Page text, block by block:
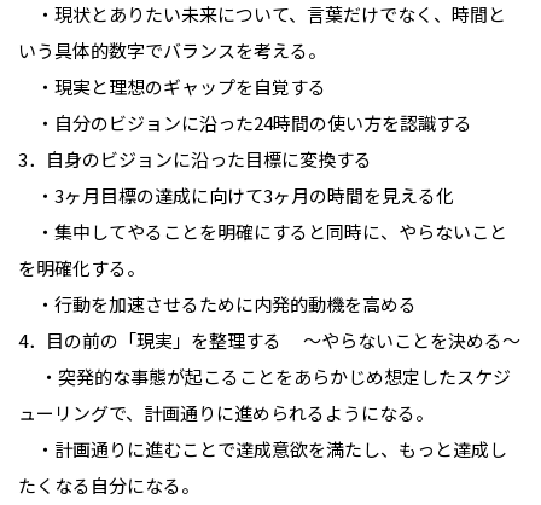
・現状とありたい未来について、言葉だけでなく、時間と
いう具体的数字でバランスを考える。
・現実と理想のギャップを自覚する
・自分のビジョンに沿った24時間の使い方を認識する
3．自身のビジョンに沿った目標に変換する
・3ヶ月目標の達成に向けて3ヶ月の時間を見える化
・集中してやることを明確にすると同時に、やらないこと
を明確化する。
・行動を加速させるために内発的動機を高める
4．目の前の「現実」を整理する 〜やらないことを決める〜
・突発的な事態が起こることをあらかじめ想定したスケジ
ューリングで、計画通りに進められるようになる。
・計画通りに進むことで達成意欲を満たし、もっと達成し
たくなる自分になる。